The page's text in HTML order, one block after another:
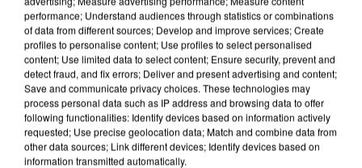
performance; Understand audiences through statistics or combinations
of data from different sources; Develop and improve services; Create
profiles to personalise content; Use profiles to select personalised
content; Use limited data to select content; Ensure security, prevent and
detect fraud, and fix errors; Deliver and present advertising and content;
Save and communicate privacy choices. These technologies may
process personal data such as IP address and browsing data to offer
following functionalities: Identify devices based on information actively
requested; Use precise geolocation data; Match and combine data from
other data sources; Link different devices; Identify devices based on
information transmitted automatically.